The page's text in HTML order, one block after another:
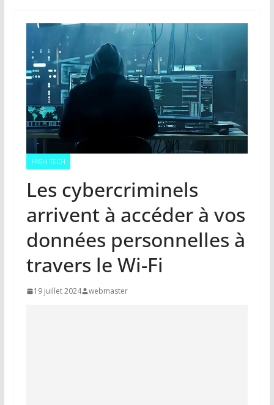
HIGH TECH
Les cybercriminels
arrivent à accéder à vos
données personnelles à
travers le Wi-Fi
19 juillet 2024 webmaster